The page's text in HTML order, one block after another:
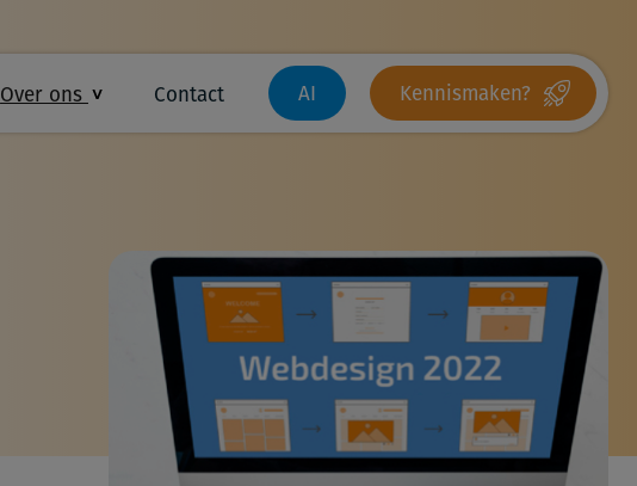
Over ons Contact AI Kennismaken?